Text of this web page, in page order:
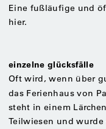
Eine fußläufige und
hier.
einzelne glücksfälle
Oft wird, wenn über
das Ferienhaus von
steht in einem
Teilwiesen und